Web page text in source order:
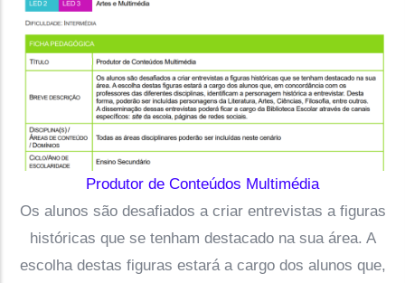
Produtor de Conteúdos Multimédia
Os alunos são desafiados a criar entrevistas a figuras
históricas que se tenham destacado na sua área. A
escolha destas figuras estará a cargo dos alunos que,